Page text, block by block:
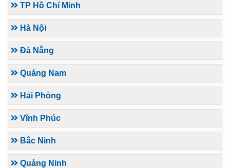
TP Hồ Chí Minh
Hà Nội
Đà Nẵng
Quảng Nam
Hải Phòng
Vĩnh Phúc
Bắc Ninh
Quảng Ninh